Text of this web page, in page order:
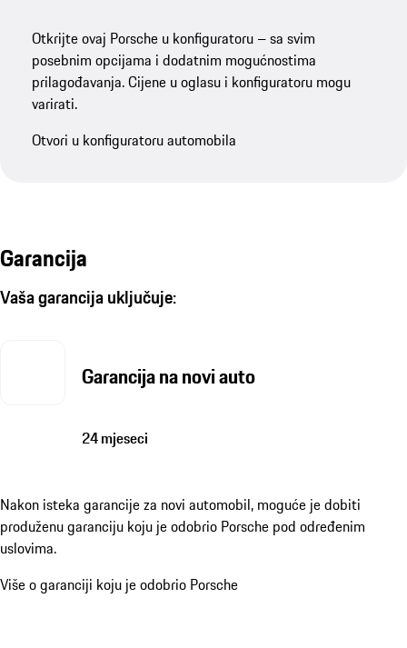
Otkrijte ovaj Porsche u konfiguratoru – sa svim
posebnim opcijama i dodatnim mogućnostima
prilagođavanja. Cijene u oglasu i konfiguratoru mogu
varirati.
Otvori u konfiguratoru automobila
Garancija
Vaša garancija uključuje:
Garancija na novi auto
24 mjeseci
Nakon isteka garancije za novi automobil, moguće je dobiti
produženu garanciju koju je odobrio Porsche pod određenim
uslovima.
Više o garanciji koju je odobrio Porsche